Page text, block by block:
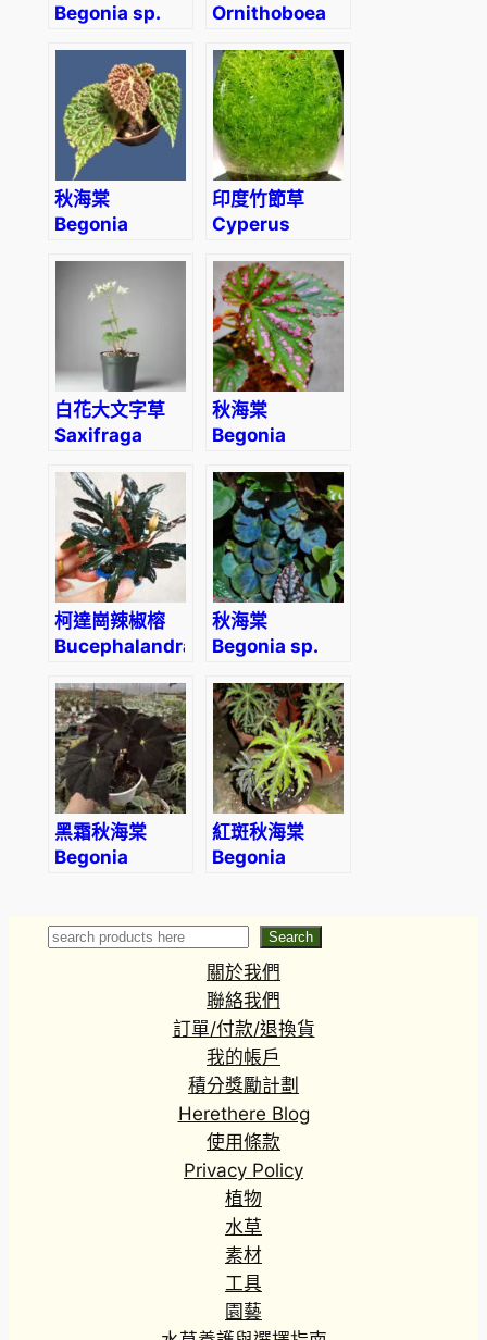
Begonia sp.
Ornithoboea
秋海棠
Begonia
印度竹節草
Cyperus
白花大文字草
Saxifraga
‘Alpina’
秋海棠
Begonia
柯達崗辣椒榕
Bucephalandra
秋海棠
Begonia sp.
黑霜秋海棠
Begonia
紅斑秋海棠
Begonia
Search Search
關於我們
聯絡我們
訂單/付款/退換貨
我的帳戶
積分獎勵計劃
Herethere Blog
使用條款
Privacy Policy
植物
水草
素材
工具
園藝